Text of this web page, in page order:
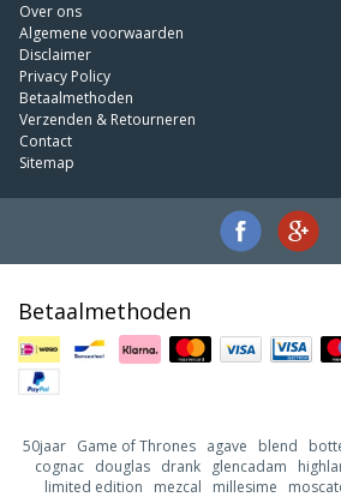
Over ons
Algemene voorwaarden
Disclaimer
Privacy Policy
Betaalmethoden
Verzenden & Retourneren
Contact
Sitemap
Betaalmethoden
50jaar Game of Thrones agave blend
cognac douglas drank glencadam
limited edition
mezcal millesime